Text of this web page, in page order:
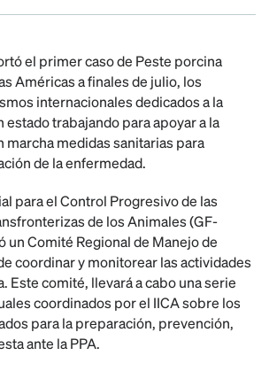
el primer caso de Peste porcina
Américas a finales de julio, los
internacionales dedicados a la
estado trabajando para apoyar a la
marcha medidas sanitarias para
de la enfermedad.
para el Control Progresivo de las
de los Animales (GF-
un Comité Regional de Manejo de
coordinar y monitorear las actividades
Este comité, llevará a cabo una serie
coordinados por el IICA sobre los
para la preparación, prevención,
ante la PPA.